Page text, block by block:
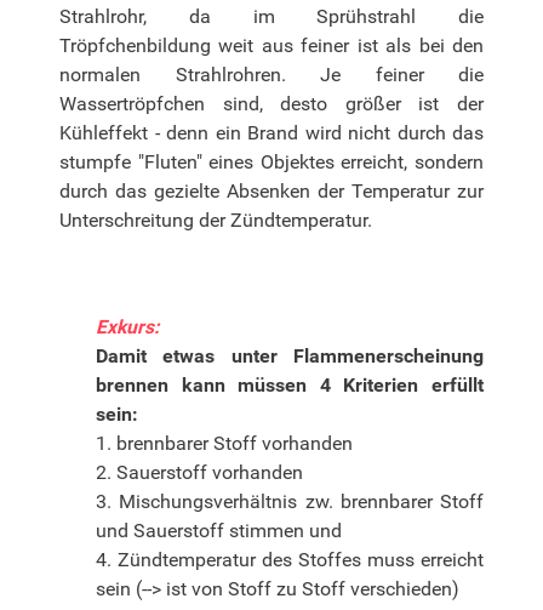
Strahlrohr, da im Sprühstrahl die
Tröpfchenbildung weit aus feiner ist als bei den
normalen Strahlrohren. Je feiner die
Wassertröpfchen sind, desto größer ist der
Kühleffekt - denn ein Brand wird nicht durch das
stumpfe "Fluten" eines Objektes erreicht, sondern
durch das gezielte Absenken der Temperatur zur
Unterschreitung der Zündtemperatur.
Exkurs:
Damit etwas unter Flammenerscheinung
brennen kann müssen 4 Kriterien erfüllt
sein:
1. brennbarer Stoff vorhanden
2. Sauerstoff vorhanden
3. Mischungsverhältnis zw. brennbarer Stoff
und Sauerstoff stimmen und
4. Zündtemperatur des Stoffes muss erreicht
sein (--> ist von Stoff zu Stoff verschieden)